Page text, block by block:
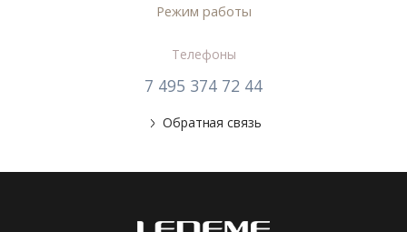
Режим работы
Телефоны
7 495 374 72 44
Обратная связь